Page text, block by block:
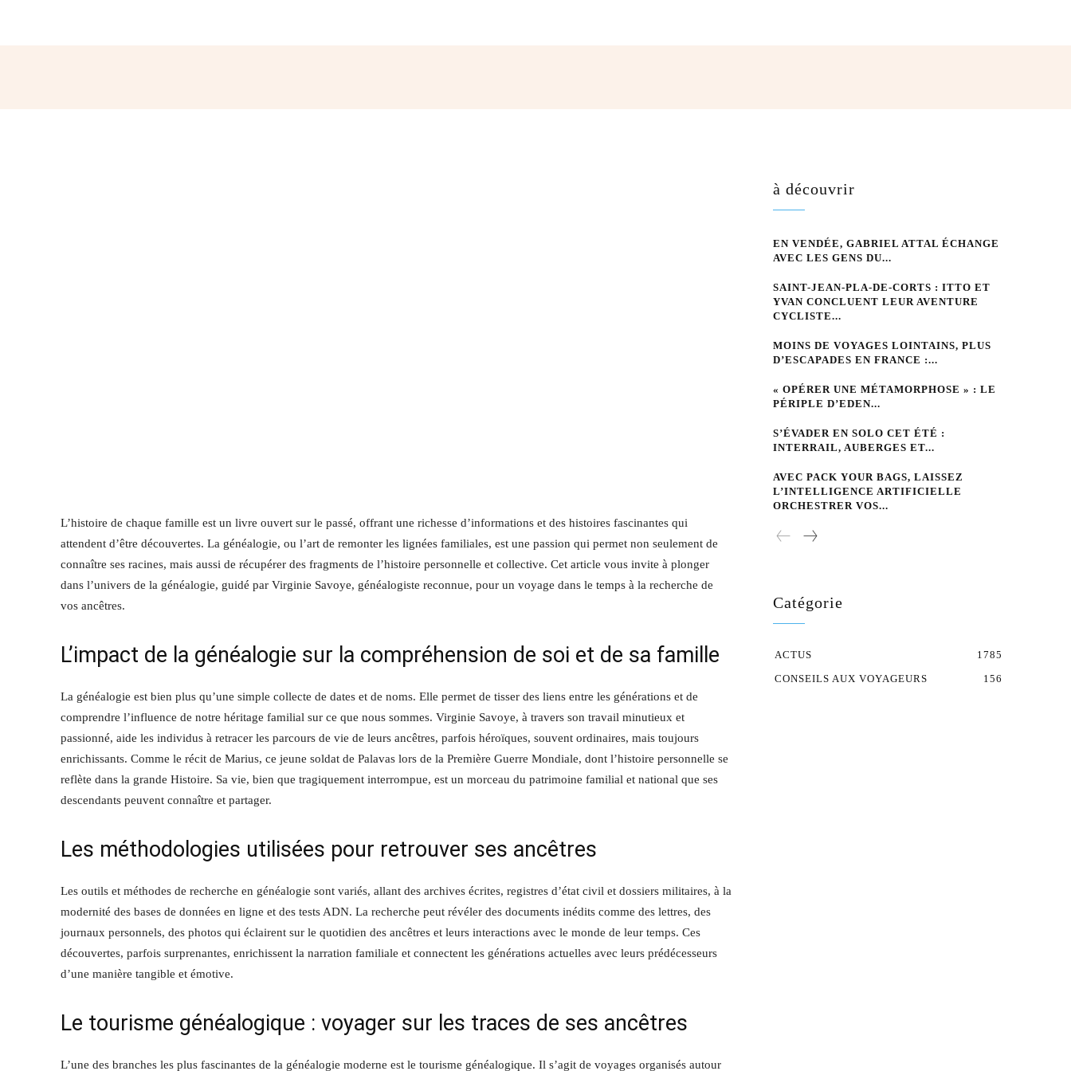
L’histoire de chaque famille est un livre ouvert sur le passé, offrant une richesse d’informations et des histoires fascinantes qui
attendent d’être découvertes. La généalogie, ou l’art de remonter les lignées familiales, est une passion qui permet non seulement de
connaître ses racines, mais aussi de récupérer des fragments de l’histoire personnelle et collective. Cet article vous invite à plonger
dans l’univers de la généalogie, guidé par Virginie Savoye, généalogiste reconnue, pour un voyage dans le temps à la recherche de
vos ancêtres.
L’impact de la généalogie sur la compréhension de soi et de sa famille
La généalogie est bien plus qu’une simple collecte de dates et de noms. Elle permet de tisser des liens entre les générations et de
comprendre l’influence de notre héritage familial sur ce que nous sommes. Virginie Savoye, à travers son travail minutieux et
passionné, aide les individus à retracer les parcours de vie de leurs ancêtres, parfois héroïques, souvent ordinaires, mais toujours
enrichissants. Comme le récit de Marius, ce jeune soldat de Palavas lors de la Première Guerre Mondiale, dont l’histoire personnelle se
reflète dans la grande Histoire. Sa vie, bien que tragiquement interrompue, est un morceau du patrimoine familial et national que ses
descendants peuvent connaître et partager.
Les méthodologies utilisées pour retrouver ses ancêtres
Les outils et méthodes de recherche en généalogie sont variés, allant des archives écrites, registres d’état civil et dossiers militaires, à la
modernité des bases de données en ligne et des tests ADN. La recherche peut révéler des documents inédits comme des lettres, des
journaux personnels, des photos qui éclairent sur le quotidien des ancêtres et leurs interactions avec le monde de leur temps. Ces
découvertes, parfois surprenantes, enrichissent la narration familiale et connectent les générations actuelles avec leurs prédécesseurs
d’une manière tangible et émotive.
Le tourisme généalogique : voyager sur les traces de ses ancêtres
L’une des branches les plus fascinantes de la généalogie moderne est le tourisme généalogique. Il s’agit de voyages organisés autour
à découvrir
EN VENDÉE, GABRIEL ATTAL ÉCHANGE
AVEC LES GENS DU...
SAINT-JEAN-PLA-DE-CORTS : ITTO ET
YVAN CONCLUENT LEUR AVENTURE
CYCLISTE...
MOINS DE VOYAGES LOINTAINS, PLUS
D’ESCAPADES EN FRANCE :...
« OPÉRER UNE MÉTAMORPHOSE » : LE
PÉRIPLE D’EDEN...
S’ÉVADER EN SOLO CET ÉTÉ :
INTERRAIL, AUBERGES ET...
AVEC PACK YOUR BAGS, LAISSEZ
L’INTELLIGENCE ARTIFICIELLE
ORCHESTRER VOS...
Catégorie
ACTUS
1785
CONSEILS AUX VOYAGEURS
156